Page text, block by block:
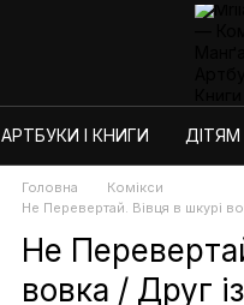
АРТБУКИ І КНИГИ ДІТЯМ
Головна
Комікси
Не Перевертай. Вівця в шкурі
Не
вовка / Друг із